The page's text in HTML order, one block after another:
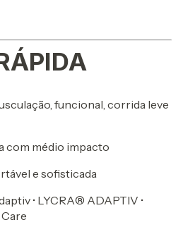
funcional, corrida leve
com médio impacto
e sofisticada
• LYCRA® ADAPTIV •